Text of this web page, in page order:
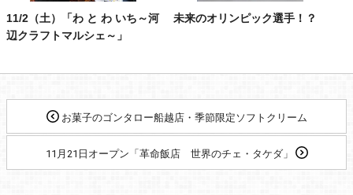
11/2（土）「わ と わ いち～河
辺クラフトマルシェ～」
未来のオリンピック選手！？
お菓子のゴンタロー船越店・季節限定ソフトクリーム
11月21日オープン「革命飯店 世界のチェ・タケダ」